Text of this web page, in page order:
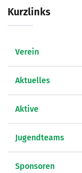
Kurzlinks
Verein
Aktuelles
Aktive
Jugendteams
Sponsoren